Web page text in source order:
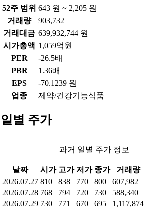
52주 범위 643 원 ~ 2,205 원
거래량
903,732
거래대금 639,932,744 원
시가총액 1,059억원
PER
-26.5배
PBR
1.36배
EPS
-70.1239 원
업종
제약/건강기능식품
일별 주가
과거 일별 주가 정보
날짜 시가 고가 저가 종가 거래량
2026.07.27 810 838 770 800 607,982
2026.07.28 768 794 720 730 588,340
2026.07.29 730 771 670 695 1,117,874